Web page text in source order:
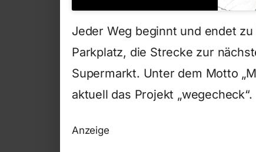
Jeder Weg beginnt und endet
Parkplatz, die Strecke zur
Supermarkt. Unter dem Motto
aktuell das Projekt „wegecheck“.
Anzeige